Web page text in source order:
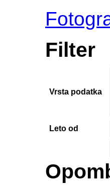
Filter
Vrsta podatka
Leto od